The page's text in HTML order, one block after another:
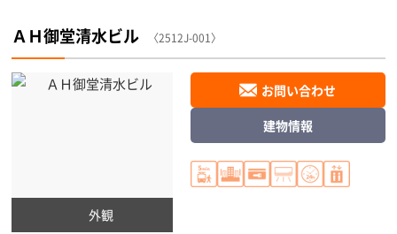
ＡＨ御堂清水ビル 〈2512J-001〉
外観
お問い合わせ
建物情報